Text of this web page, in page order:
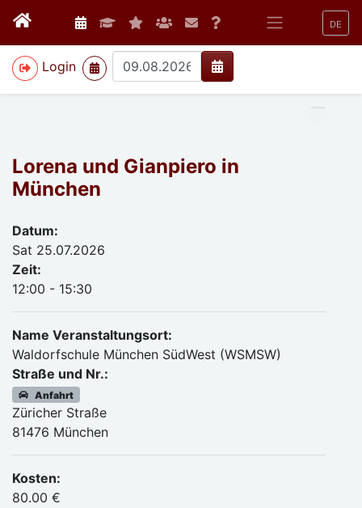
DE
Login
>
Lorena und Gianpiero in
München
Datum:
Sat 25.07.2026
Zeit:
12:00 - 15:30
Name Veranstaltungsort:
Waldorfschule München SüdWest (WSMSW)
Straße und Nr.:
Anfahrt
Züricher Straße
81476 München
Kosten:
80.00 €